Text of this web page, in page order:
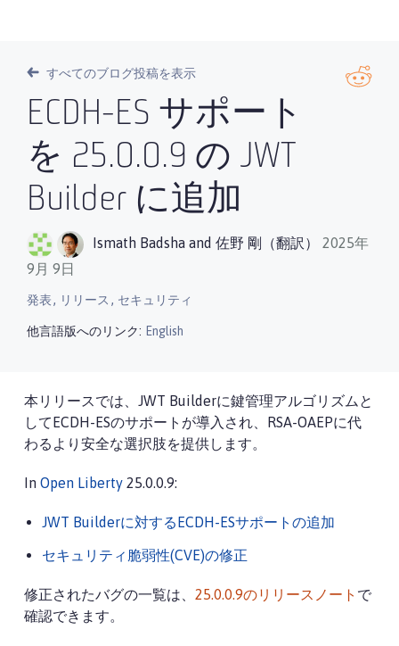
すべてのブログ投稿を表示
ECDH-ES サポート
を 25.0.0.9 の JWT
Builder に追加
Ismath Badsha and 佐野 剛（翻訳）
2025年
9月 9日
発表, リリース , セキュリティ
他言語版へのリンク: English
本リリースでは、JWT Builderに鍵管理アルゴリズムと
してECDH-ESのサポートが導入され、RSA-OAEPに代
わるより安全な選択肢を提供します。
In Open Liberty 25.0.0.9:
JWT Builderに対するECDH-ESサポートの追加
セキュリティ脆弱性(CVE)の修正
修正されたバグの一覧は、 25.0.0.9のリリースノート で
確認できます。